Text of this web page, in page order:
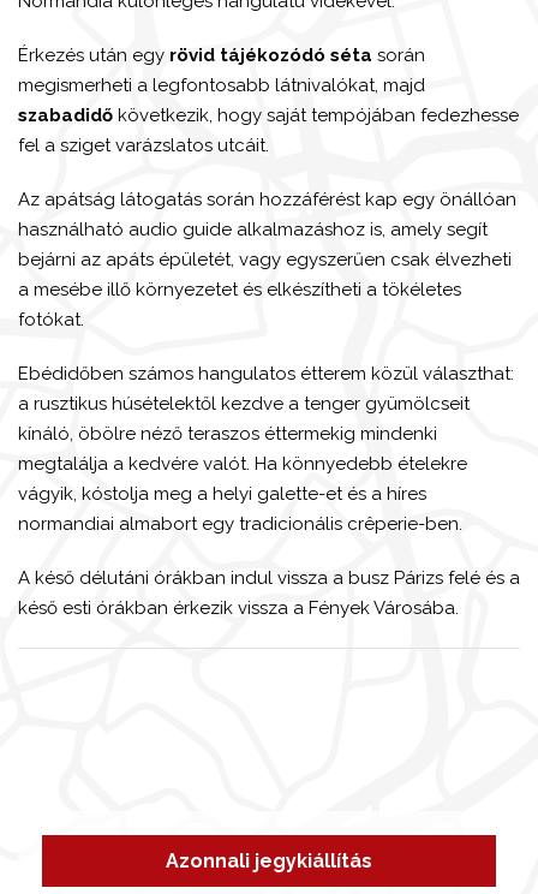
Azonnali jegykiállítás
Érkezés után egy rövid tájékozódó séta során
megismerheti a legfontosabb látnivalókat, majd
szabadidő következik, hogy saját tempójában fedezhesse
fel a sziget varázslatos utcáit.
Az apátság látogatás során hozzáférést kap egy önállóan
használható audio guide alkalmazáshoz is, amely segít
bejárni az apáts épületét, vagy egyszerűen csak élvezheti
a mesébe illő környezetet és elkészítheti a tökéletes
fotókat.
Ebédidőben számos hangulatos étterem közül választhat:
a rusztikus húsételektől kezdve a tenger gyümölcseit
kínáló, öbölre néző teraszos éttermekig mindenki
megtalálja a kedvére valót. Ha könnyedebb ételekre
vágyik, kóstolja meg a helyi galette-et és a híres
normandiai almabort egy tradicionális crêperie-ben.
A késő délutáni órákban indul vissza a busz Párizs felé és a
késő esti órákban érkezik vissza a Fények Városába.